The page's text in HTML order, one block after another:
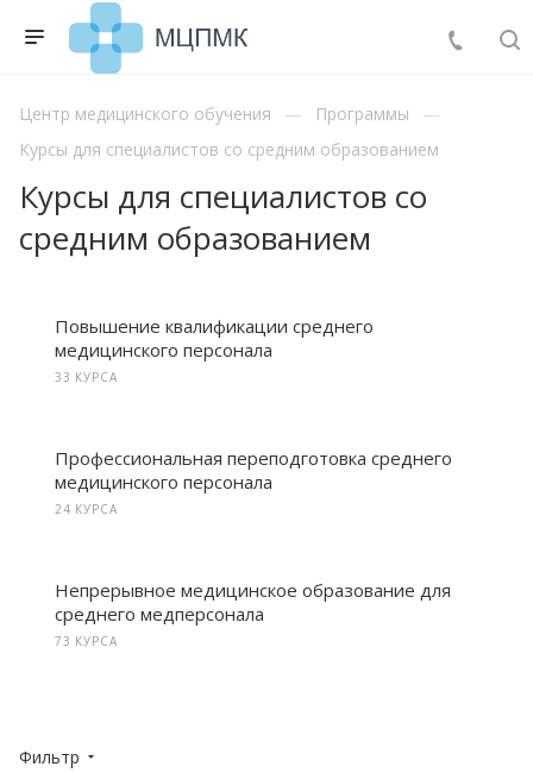
Центр медицинского обучения
Программы
Курсы для специалистов со средним образованием
Курсы для специалистов со
средним образованием
Повышение квалификации среднего
медицинского персонала
33 КУРСА
Профессиональная переподготовка среднего
медицинского персонала
24 КУРСА
Непрерывное медицинское образование для
среднего медперсонала
73 КУРСА
Фильтр